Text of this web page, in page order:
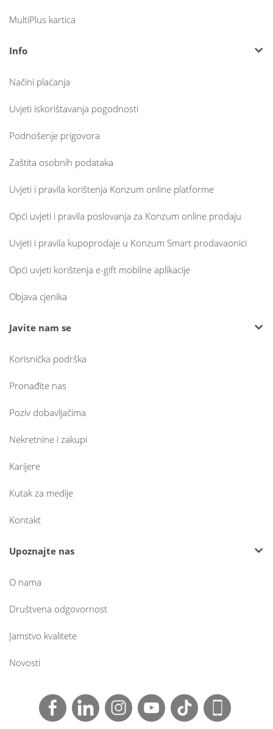
MultiPlus kartica
Info
Načini plaćanja
Uvjeti iskorištavanja pogodnosti
Podnošenje prigovora
Zaštita osobnih podataka
Uvjeti i pravila korištenja Konzum online platforme
Opći uvjeti i pravila poslovanja za Konzum online prodaju
Uvjeti i pravila kupoprodaje u Konzum Smart prodavaonici
Opći uvjeti korištenja e-gift mobilne aplikacije
Objava cjenika
Javite nam se
Korisnička podrška
Pronađite nas
Poziv dobavljačima
Nekretnine i zakupi
Karijere
Kutak za medije
Kontakt
Upoznajte nas
O nama
Društvena odgovornost
Jamstvo kvalitete
Novosti